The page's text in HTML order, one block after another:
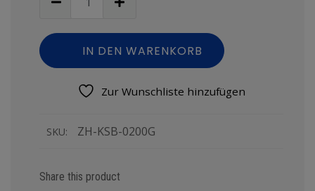
IN DEN WARENKORB
Zur Wunschliste hinzufügen
SKU: ZH-KSB-0200G
Share this product